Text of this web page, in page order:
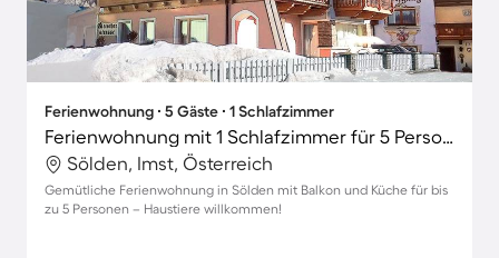
Ferienwohnung ∙ 5 Gäste ∙ 1 Schlafzimmer
Ferienwohnung mit 1 Schlafzimmer für 5 Personen
Sölden, Imst, Österreich
Gemütliche Ferienwohnung in Sölden mit Balkon und Küche für bis
zu 5 Personen – Haustiere willkommen!